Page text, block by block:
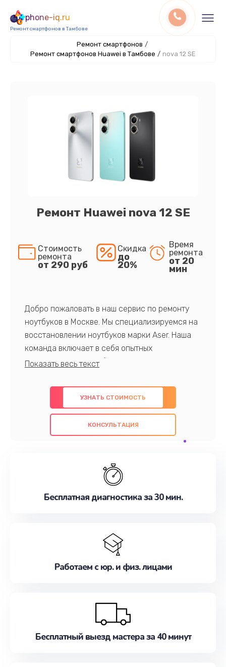
phone-iq.ru
Ремонт смартфонов в Тамбове
Ремонт смартфонов /
Ремонт смартфонов Huawei в Тамбове / nova 12 SE
Ремонт Huawei nova 12 SE
Стоимость
ремонта
от 290 руб
Скидка
до
20%
Время
ремонта
от 20
мин
Добро пожаловать в наш сервис по ремонту
ноутбуков в Москве. Мы специализируемся на
восстановлении ноутбуков марки Aser. Наша
команда включает в себя опытных
профессионалов с обширными знаниями и
предлагаем быстрый и качественный ремонт с
использованием оригинальных компонентов, а
также гарантируем качество всех
проведенных работ. Наша цель - предоставить
наилучшим образом. Не медлите записаться на
УЗНАТЬ СТОИМОСТЬ
КОНСУЛЬТАЦИЯ
Бесплатная диагностика за 30 мин.
Работаем с юр. и физ. лицами
Бесплатный выезд мастера за 40 минут